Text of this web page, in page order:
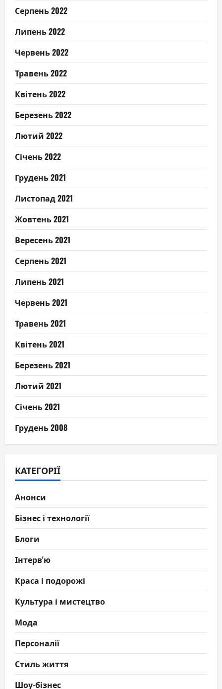
Серпень 2022
Липень 2022
Червень 2022
Травень 2022
Квітень 2022
Березень 2022
Лютий 2022
Січень 2022
Грудень 2021
Листопад 2021
Жовтень 2021
Вересень 2021
Серпень 2021
Липень 2021
Червень 2021
Травень 2021
Квітень 2021
Березень 2021
Лютий 2021
Січень 2021
Грудень 2008
КАТЕГОРІЇ
Анонси
Бізнес і технології
Блоги
Інтерв'ю
Краса і подорожі
Культура і мистецтво
Мода
Персоналії
Стиль життя
Шоу-бізнес